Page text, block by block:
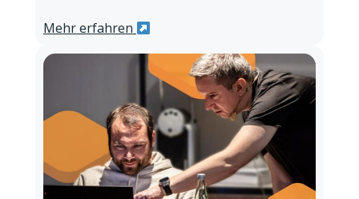
Mehr erfahren